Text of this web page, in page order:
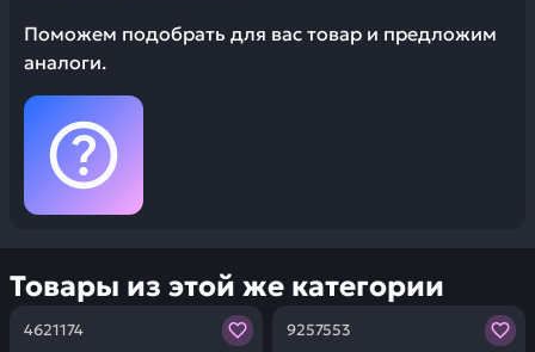
Поможем подобрать для вас товар и предложим
аналоги.
Товары из этой же категории
4621174
Заказывая запчасти у нас, вы получаете гарантию
9257553
Заказывая запчасти у